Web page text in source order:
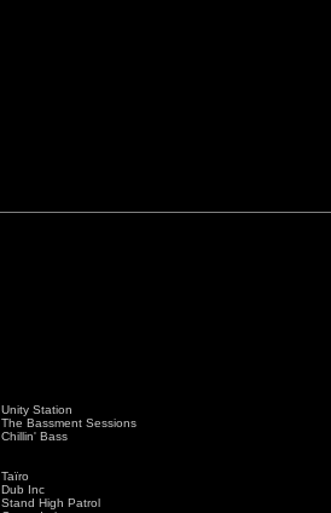
Unity Station
The Bassment Sessions
Chillin' Bass
Taïro
Dub Inc
Stand High Patrol